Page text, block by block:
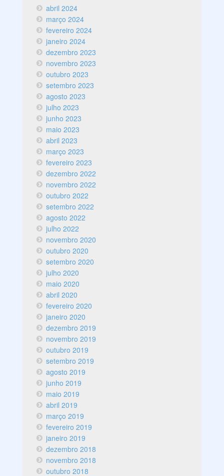
abril 2024
março 2024
fevereiro 2024
janeiro 2024
dezembro 2023
novembro 2023
outubro 2023
setembro 2023
agosto 2023
julho 2023
junho 2023
maio 2023
abril 2023
março 2023
fevereiro 2023
dezembro 2022
novembro 2022
outubro 2022
setembro 2022
agosto 2022
julho 2022
novembro 2020
outubro 2020
setembro 2020
julho 2020
maio 2020
abril 2020
fevereiro 2020
janeiro 2020
dezembro 2019
novembro 2019
outubro 2019
setembro 2019
agosto 2019
junho 2019
maio 2019
abril 2019
março 2019
fevereiro 2019
janeiro 2019
dezembro 2018
novembro 2018
outubro 2018